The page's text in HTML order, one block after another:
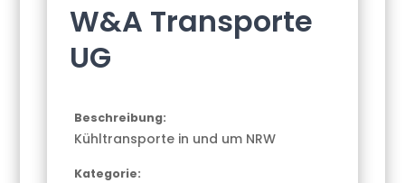
W&A Transporte
UG
Beschreibung:
Kühltransporte in und um NRW
Kategorie: